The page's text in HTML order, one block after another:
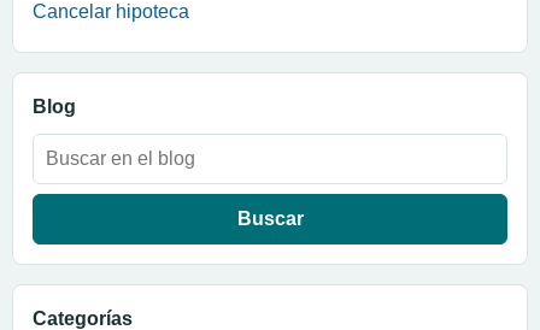
Cancelar hipoteca
Blog
Buscar:
Categorías